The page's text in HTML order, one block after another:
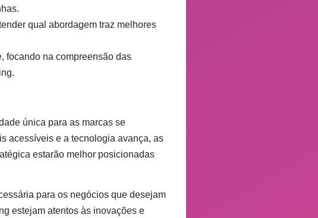
qual abordagem traz melhores
focando na compreensão das
única para as marcas se
acessíveis e a tecnologia avança, as
estarão melhor posicionadas
para os negócios que desejam
estejam atentos às inovações e